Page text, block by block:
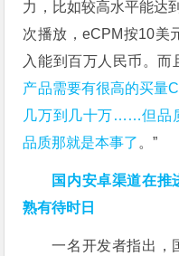
力，比如较高水平能达
次播放，eCPM按10美
入能到百万人民币。而
产品需要有很高的买量
几万到几十万……但品
品质那就是本事了 。”
国内安卓渠道在推
熟有待时日
一名开发者指出，